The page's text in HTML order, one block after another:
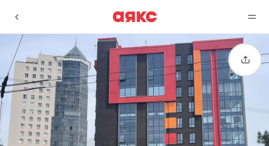
г. Краснодар
Избранное
0 объявлений
Сравнение
0 объявлений